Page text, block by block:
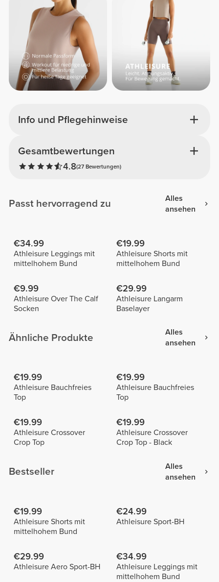
Info und Pflegehinweise
Gesamtbewertungen
4.8(27 Bewertungen)
Passt hervorragend zu
Alles
ansehen
€34.99
Athleisure Leggings mit
mittelhohem Bund
€19.99
Athleisure Shorts mit
mittelhohem Bund
€9.99
Athleisure Over The Calf
Socken
€29.99
Athleisure Langarm
Baselayer
Ähnliche Produkte
Alles
ansehen
€19.99
Athleisure Bauchfreies
Top
€19.99
Athleisure Bauchfreies
Top
€19.99
Athleisure Crossover
Crop Top
€19.99
Athleisure Crossover
Crop Top - Black
Bestseller
Alles
ansehen
€19.99
Athleisure Shorts mit
mittelhohem Bund
€24.99
Athleisure Sport-BH
€29.99
Athleisure Aero Sport-BH
€34.99
Athleisure Leggings mit
mittelhohem Bund